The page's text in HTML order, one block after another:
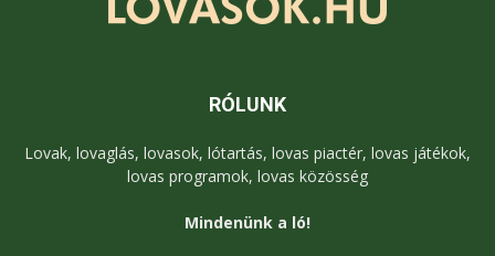
RÓLUNK
Lovak, lovaglás, lovasok, lótartás, lovas piactér, lovas játékok,
lovas programok, lovas közösség
Mindenünk a ló!